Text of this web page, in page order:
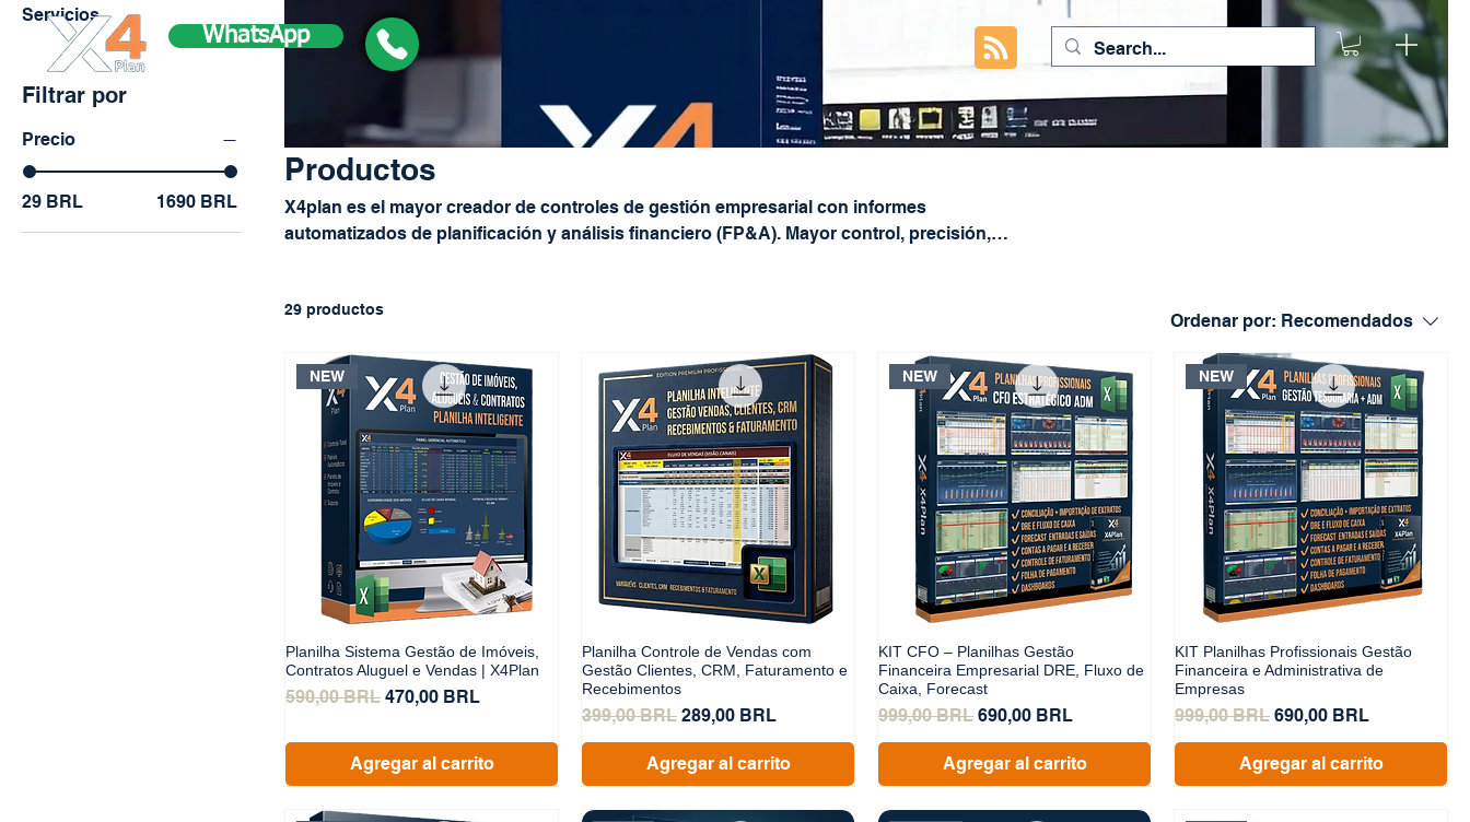
WhatsApp
Servicios
Filtrar por
Precio
29 BRL 1690 BRL
Productos
X4plan es el mayor creador de controles de gestión empresarial con informes
automatizados de planificación y análisis financiero (FP&A). Mayor control, precisión,
29 productos
Ordenar por: Recomendados
NEW
Planilha Sistema Gestão de Imóveis,
Contratos Aluguel e Vendas | X4Plan
Precio
590,00 BRL Precio de oferta
470,00 BRL
Agregar al carrito
Planilha Controle de Vendas com
Gestão Clientes, CRM, Faturamento e
Recebimentos
Precio
399,00 BRL Precio de oferta
289,00 BRL
Agregar al carrito
NEW
KIT CFO – Planilhas Gestão
Financeira Empresarial DRE, Fluxo de
Caixa, Forecast
Precio
999,00 BRL Precio de oferta
690,00 BRL
Agregar al carrito
NEW
KIT Planilhas Profissionais Gestão
Financeira e Administrativa de
Empresas
Precio
999,00 BRL Precio de oferta
690,00 BRL
Agregar al carrito